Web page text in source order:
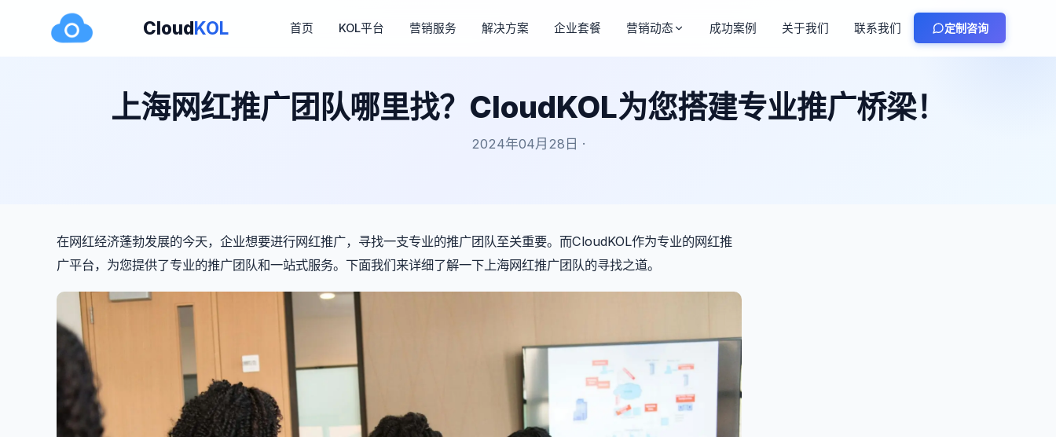
CloudKOL 首页 KOL平台 营销服务 解决方案 企业套餐 营销动态 成功案例 关于我们 联系我们 定制咨询
上海网红推广团队哪里找？CloudKOL为您搭建专业推广桥梁！
2024年04月28日 ·
在网红经济蓬勃发展的今天，企业想要进行网红推广，寻找一支专业的推广团队至关重要。而CloudKOL作为专业的网红推
广平台，为您提供了专业的推广团队和一站式服务。下面我们来详细了解一下上海网红推广团队的寻找之道。